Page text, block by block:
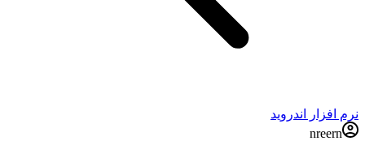
اندروید